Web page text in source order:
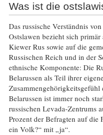
Was ist die
Das russische Verständnis
Ostslawen bezieht sich
Kiewer Rus sowie auf die
Russischen Reich und in der
ethnische Komponente: Die
Belarussen als Teil ihrer
Zusammengehörigkeitsgefühl
Belarussen ist immer noch
russischen Levada-Zentrums
Prozent der Befragten auf die
ein Volk?“ mit „ja“.